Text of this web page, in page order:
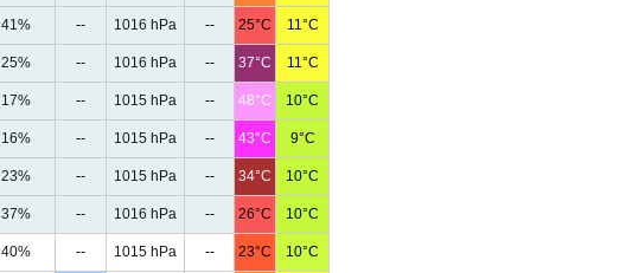
41% -- 1016 hPa -- 25°C 11°C
25% -- 1016 hPa -- 37°C 11°C
17% -- 1015 hPa -- 48°C 10°C
16% -- 1015 hPa -- 43°C 9°C
23% -- 1015 hPa -- 34°C 10°C
37% -- 1016 hPa -- 26°C 10°C
40% -- 1015 hPa -- 23°C 10°C